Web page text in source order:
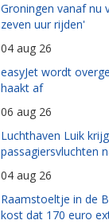
Groningen vanaf nu
zeven uur rijden'
04 aug 26
easyJet wordt
haakt af
06 aug 26
Luchthaven Luik
passagiersvluchten
04 aug 26
Raamstoeltje in de
kost dat 170 euro